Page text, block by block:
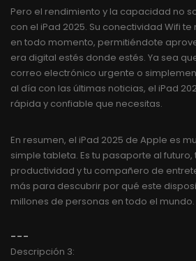
Pero el rendimiento y la capacidad no
con el iPad 2025. Su conectividad Wifi
en todo momento, permitiéndote
era digital estés donde estés. Ya sea
correo electrónico urgente o
al día con las últimas noticias, el iPad
rápida y confiable que necesitas.
En resumen, el iPad 2025 de Apple es
simple tableta. Es tu pasaporte al futuro,
productividad y tu compañero de
más para descubrir por qué este
millones de personas en todo el mundo.
---
Descripción 3: